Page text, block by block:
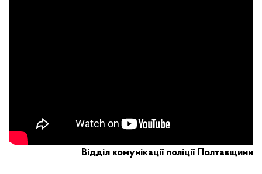
Відділ комунікації поліції Полтавщини